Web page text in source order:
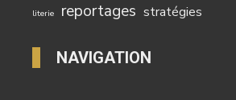
literie reportages stratégies
NAVIGATION